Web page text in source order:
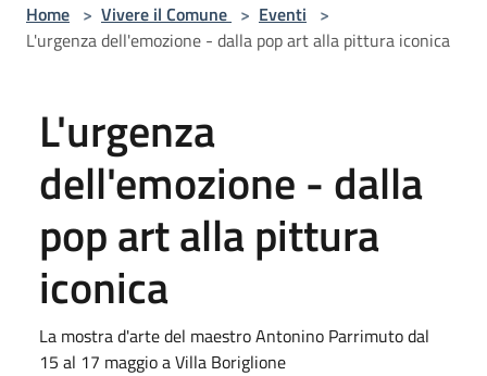
Home > Vivere il Comune > Eventi >
L'urgenza dell'emozione - dalla pop art alla pittura iconica
L'urgenza
dell'emozione - dalla
pop art alla pittura
iconica
La mostra d'arte del maestro Antonino Parrimuto dal
15 al 17 maggio a Villa Boriglione